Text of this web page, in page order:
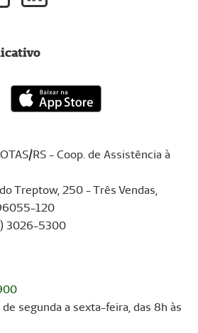
RS - Coop. de Assistência à
Treptow, 250 - Três Vendas,
120
3026-5300
segunda a sexta-feira, das 8h às